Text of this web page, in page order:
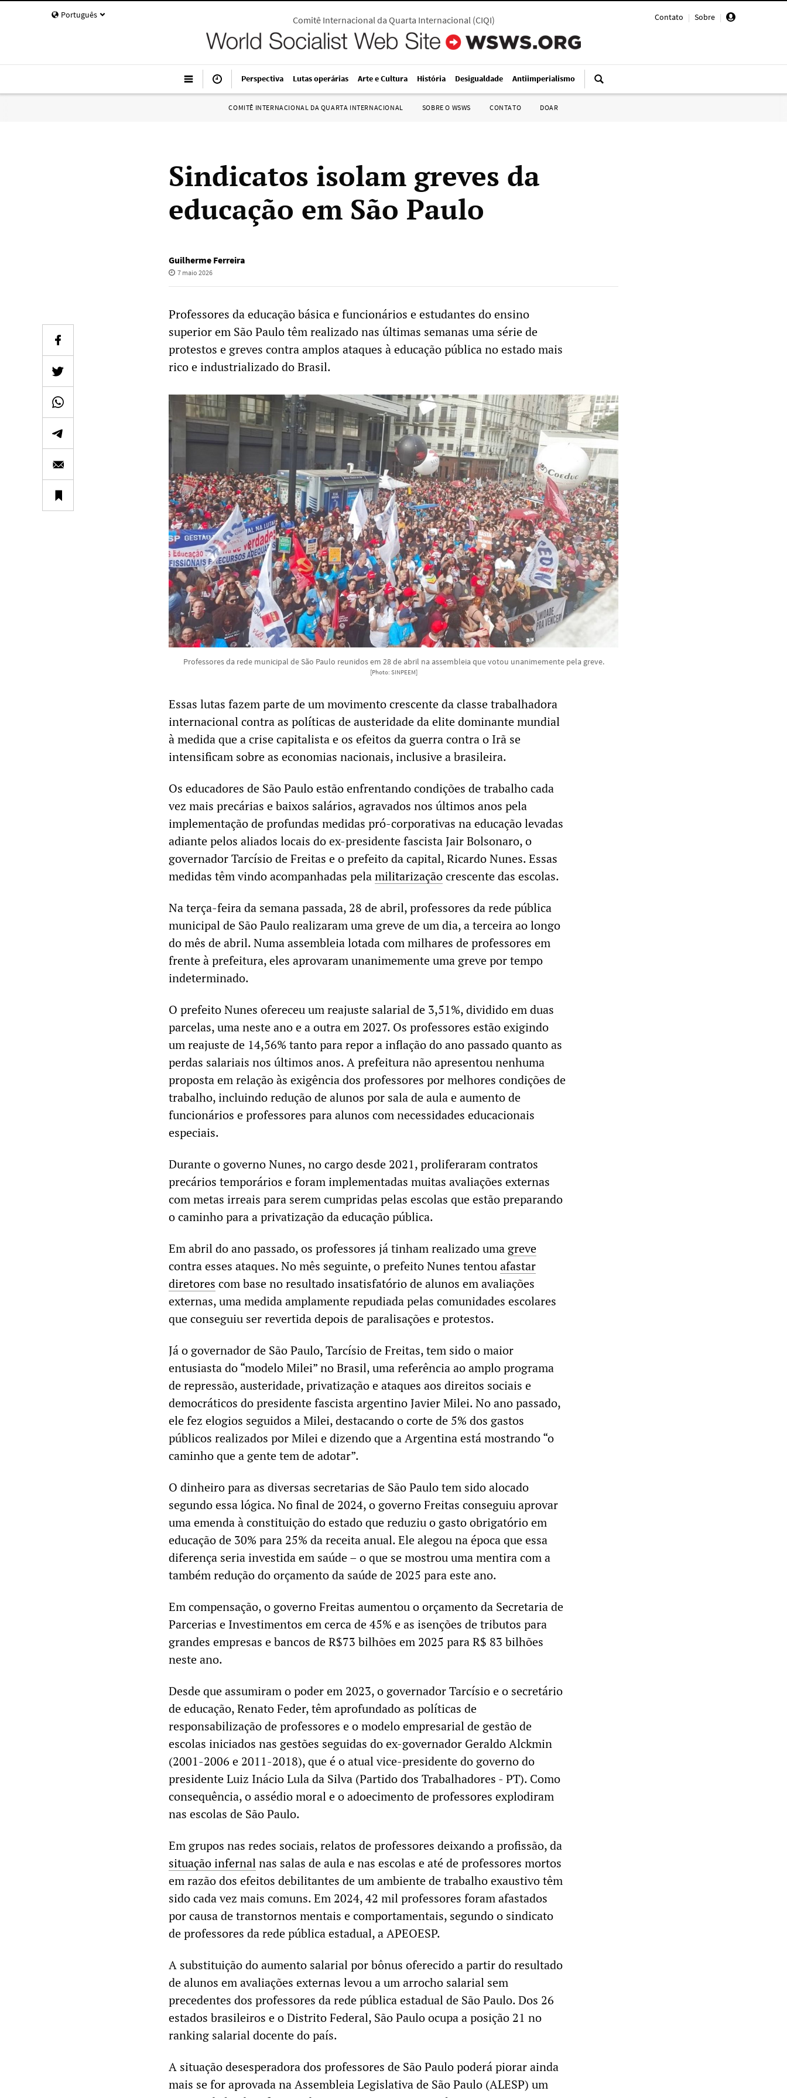
Português Contato | Sobre |
Comitê Internacional da Quarta Internacional(CIQI)
Perspectiva Lutas operárias Arte e Cultura História Desigualdade Antiimperialismo
COMITÊ INTERNACIONAL DA QUARTA INTERNACIONAL SOBRE O WSWS CONTATO DOAR
Sindicatos isolam greves da
educação em São Paulo
Guilherme Ferreira
7 maio 2026
Professores da educação básica e funcionários e estudantes do ensino
superior em São Paulo têm realizado nas últimas semanas uma série de
protestos e greves contra amplos ataques à educação pública no estado mais
rico e industrializado do Brasil.
Professores da rede municipal de São Paulo reunidos em 28 de abril na assembleia que votou unanimemente pela greve.
[Photo: SINPEEM]
Essas lutas fazem parte de um movimento crescente da classe trabalhadora
internacional contra as políticas de austeridade da elite dominante mundial
à medida que a crise capitalista e os efeitos da guerra contra o Irã se
intensificam sobre as economias nacionais, inclusive a brasileira.
Os educadores de São Paulo estão enfrentando condições de trabalho cada
vez mais precárias e baixos salários, agravados nos últimos anos pela
implementação de profundas medidas pró-corporativas na educação levadas
adiante pelos aliados locais do ex-presidente fascista Jair Bolsonaro, o
governador Tarcísio de Freitas e o prefeito da capital, Ricardo Nunes. Essas
medidas têm vindo acompanhadas pelamilitarizaçãocrescente das escolas.
Na terça-feira da semana passada, 28 de abril, professores da rede pública
municipal de São Paulo realizaram uma greve de um dia, a terceira ao longo
do mês de abril. Numa assembleia lotada com milhares de professores em
frente à prefeitura, eles aprovaram unanimemente uma greve por tempo
indeterminado.
O prefeito Nunes ofereceu um reajuste salarial de 3,51%, dividido em duas
parcelas, uma neste ano e a outra em 2027. Os professores estão exigindo
um reajuste de 14,56% tanto para repor a inflação do ano passado quanto as
perdas salariais nos últimos anos. A prefeitura não apresentou nenhuma
proposta em relação às exigência dos professores por melhores condições de
trabalho, incluindo redução de alunos por sala de aula e aumento de
funcionários e professores para alunos com necessidades educacionais
especiais.
Durante o governo Nunes, no cargo desde 2021, proliferaram contratos
precários temporários e foram implementadas muitas avaliações externas
com metas irreais para serem cumpridas pelas escolas que estão preparando
o caminho para a privatização da educação pública.
Em abril do ano passado, os professores já tinham realizado uma greve
contra esses ataques. No mês seguinte, o prefeito Nunes tentouafastar
diretores com base no resultado insatisfatório de alunos em avaliações
externas, uma medida amplamente repudiada pelas comunidades escolares
que conseguiu ser revertida depois de paralisações e protestos.
Já o governador de São Paulo, Tarcísio de Freitas, tem sido o maior
entusiasta do “modelo Milei” no Brasil, uma referência ao amplo programa
de repressão, austeridade, privatização e ataques aos direitos sociais e
democráticos do presidente fascista argentino Javier Milei. No ano passado,
ele fez elogios seguidos a Milei, destacando o corte de 5% dos gastos
públicos realizados por Milei e dizendo que a Argentina está mostrando “o
caminho que a gente tem de adotar”.
O dinheiro para as diversas secretarias de São Paulo tem sido alocado
segundo essa lógica. No final de 2024, o governo Freitas conseguiu aprovar
uma emenda à constituição do estado que reduziu o gasto obrigatório em
educação de 30% para 25% da receita anual. Ele alegou na época que essa
diferença seria investida em saúde – o que se mostrou uma mentira com a
também redução do orçamento da saúde de 2025 para este ano.
Em compensação, o governo Freitas aumentou o orçamento da Secretaria de
Parcerias e Investimentos em cerca de 45% e as isenções de tributos para
grandes empresas e bancos de R$73 bilhões em 2025 para R$ 83 bilhões
neste ano.
Desde que assumiram o poder em 2023, o governador Tarcísio e o secretário
de educação, Renato Feder, têm aprofundado as políticas de
responsabilização de professores e o modelo empresarial de gestão de
escolas iniciados nas gestões seguidas do ex-governador Geraldo Alckmin
(2001-2006 e 2011-2018), que é o atual vice-presidente do governo do
presidente Luiz Inácio Lula da Silva (Partido dos Trabalhadores - PT). Como
consequência, o assédio moral e o adoecimento de professores explodiram
nas escolas de São Paulo.
Em grupos nas redes sociais, relatos de professores deixando a profissão, da
situação infernalnas salas de aula e nas escolas e até de professores mortos
em razão dos efeitos debilitantes de um ambiente de trabalho exaustivo têm
sido cada vez mais comuns. Em 2024, 42 mil professores foram afastados
por causa de transtornos mentais e comportamentais, segundo o sindicato
de professores da rede pública estadual, a APEOESP.
A substituição do aumento salarial por bônus oferecido a partir do resultado
de alunos em avaliações externas levou a um arrocho salarial sem
precedentes dos professores da rede pública estadual de São Paulo. Dos 26
estados brasileiros e o Distrito Federal, São Paulo ocupa a posição 21 no
ranking salarial docente do país.
A situação desesperadora dos professores de São Paulo poderá piorar ainda
mais se for aprovada na Assembleia Legislativa de São Paulo (ALESP) um